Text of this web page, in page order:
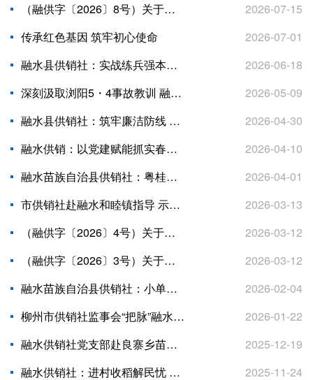
（融供字〔2026〕8号）关于龙健双等同志任免职的通知
2026-07-15
传承红色基因 筑牢初心使命
2026-07-01
融水县供销社：实战练兵强本领 筑牢安全防护线
2026-06-18
深刻汲取浏阳5・4事故教训 融水县供销社抓实烟花爆竹专项安全检查
2026-05-09
融水县供销社：筑牢廉洁防线 压实安全责任 扎实部署五一节前重点工作
2026-04-30
融水供销：以党建赋能抓实春耕为农服务
2026-04-10
融水苗族自治县供销社：粤桂协作好物馆 打通农货出山“新通道”
2026-04-01
市供销社赴融水和睦镇指导 示范基层社建设成效显著
2026-03-13
（融供字〔2026〕4号）关于调整县供销社领导班子成员工作分工的通知
2026-03-12
（融供字〔2026〕3号）关于杨子谋等同志任免职的通知
2026-03-12
融水苗族自治县供销社：小单也配送 践行为农服务承诺
2026-02-04
柳州市供销社监事会“把脉”融水：亮点可圈可点，短板立行立改
2026-01-22
融水供销社党支部赴良寨乡苗坪村开展系列志愿服务活动
2025-12-19
融水供销社：进村收稻解民忧 助农增收暖人心
2025-11-24